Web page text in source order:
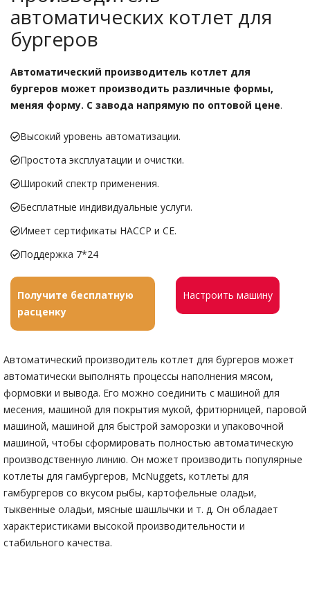
автоматических котлет для
бургеров
Автоматический производитель котлет для
бургеров может производить различные формы,
меняя форму. С завода напрямую по оптовой цене.
Высокий уровень автоматизации.
Простота эксплуатации и очистки.
Широкий спектр применения.
Бесплатные индивидуальные услуги.
Имеет сертификаты HACCP и CE.
Поддержка 7*24
Получите бесплатную
расценку
Настроить машину
Автоматический производитель котлет для бургеров может
автоматически выполнять процессы наполнения мясом,
формовки и вывода. Его можно соединить с машиной для
месения, машиной для покрытия мукой, фритюрницей, паровой
машиной, машиной для быстрой заморозки и упаковочной
машиной, чтобы сформировать полностью автоматическую
производственную линию. Он может производить популярные
котлеты для гамбургеров, McNuggets, котлеты для
гамбургеров со вкусом рыбы, картофельные оладьи,
тыквенные оладьи, мясные шашлычки и т. д. Он обладает
характеристиками высокой производительности и
стабильного качества.